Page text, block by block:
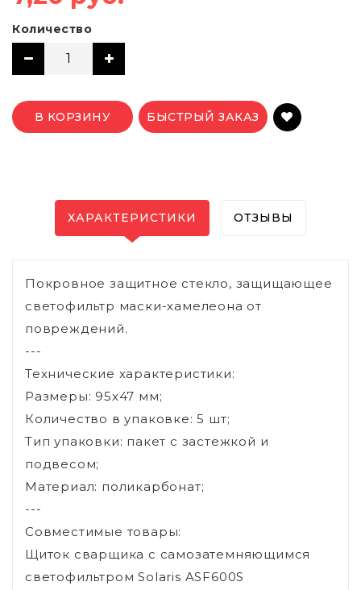
Количество
В КОРЗИНУ БЫСТРЫЙ ЗАКАЗ
ХАРАКТЕРИСТИКИ ОТЗЫВЫ
Покровное защитное стекло, защищающее
светофильтр маски-хамелеона от
повреждений.
---
Технические характеристики:
Размеры: 95х47 мм;
Количество в упаковке: 5 шт;
Тип упаковки: пакет с застежкой и
подвесом;
Материал: поликарбонат;
---
Совместимые товары:
Щиток сварщика с самозатемняющимся
светофильтром Solaris ASF600S